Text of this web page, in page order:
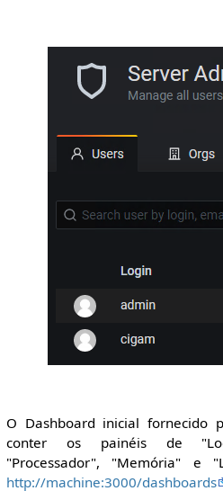
O Dashboard inicial fornecido
conter os painéis de "Log
"Processador", "Memória" e
http://machine:3000/dashboards